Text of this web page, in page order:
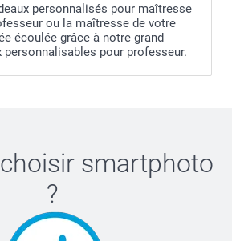
ici
personnalisés pour maîtresse
ou la maîtresse de votre
écoulée grâce à notre grand
personnalisables pour professeur.
smartphoto
?